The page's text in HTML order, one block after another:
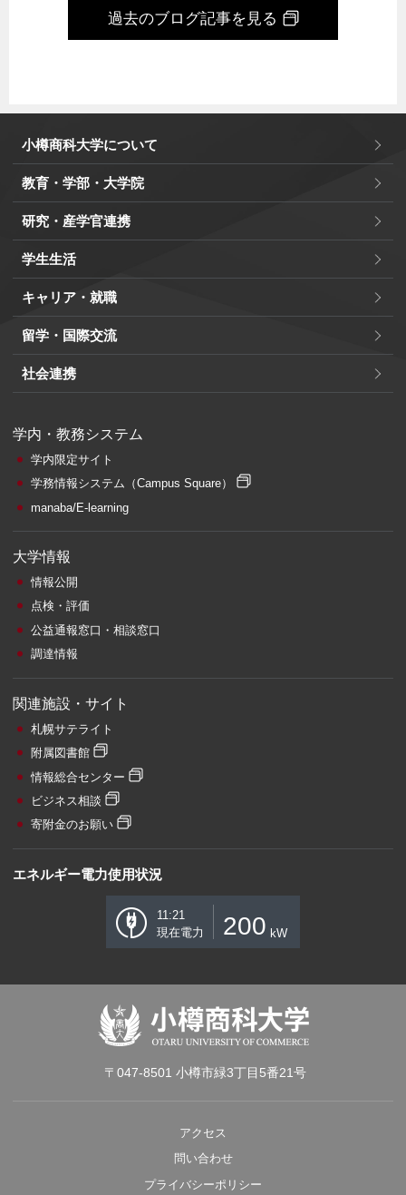
過去のブログ記事を見る
小樽商科大学について
教育・学部・大学院
研究・産学官連携
学生生活
キャリア・就職
留学・国際交流
社会連携
学内・教務システム
学内限定サイト
学務情報システム （Campus Square）
manaba/E-learning
大学情報
情報公開
点検・評価
公益通報窓口・相談窓口
調達情報
関連施設・サイト
札幌サテライト
附属図書館
情報総合センター
ビジネス相談
寄附金のお願い
エネルギー電力使用状況
11:21
現在電力
200 kW
〒047-8501 小樽市緑3丁目5番21号
アクセス
問い合わせ
プライバシーポリシー